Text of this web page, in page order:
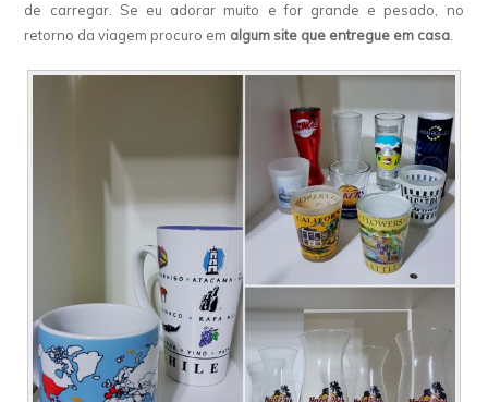
de carregar. Se eu adorar muito e for grande e pesado, no
retorno da viagem procuro em algum site que entregue em casa.